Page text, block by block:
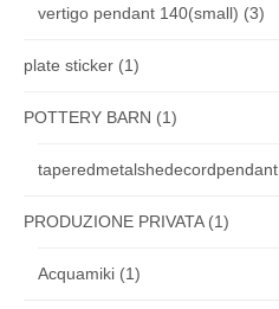
vertigo pendant 140(small) (3)
plate sticker (1)
POTTERY BARN (1)
taperedmetalshedecordpendant
PRODUZIONE PRIVATA(1)
Acquamiki (1)